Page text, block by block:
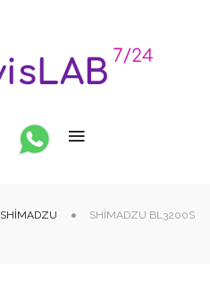
SHIMADZU
SHIMADZU BL3200S